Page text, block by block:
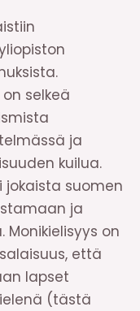
selkeä
ja
kuilua.
suomen
ja
on
että
lapset
(tästä